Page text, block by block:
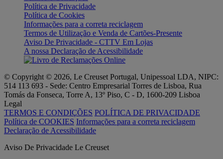
Política de Privacidade
Política de Cookies
Informações para a correta reciclagem
Termos de Utilização e Venda de Cartões-Presente
Aviso De Privacidade - CTTV Em Lojas
A nossa Declaração de Acessibilidade
© Copyright © 2026, Le Creuset Portugal, Unipessoal LDA, NIPC:
514 113 693 - Sede: Centro Empresarial Torres de Lisboa, Rua
Tomás da Fonseca, Torre A, 13º Piso, C - D, 1600-209 Lisboa
Legal
TERMOS E CONDIÇÕES POLÍTICA DE PRIVACIDADE
Política de COOKIES Informações para a correta reciclagem
Declaração de Acessibilidade
Aviso De Privacidade Le Creuset